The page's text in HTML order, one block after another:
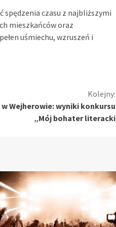
czasu z najbliższymi
mieszkańców oraz
uśmiechu, wzruszeń i
Kolejny:
Wejherowie: wyniki konkursu
„Mój bohater literacki